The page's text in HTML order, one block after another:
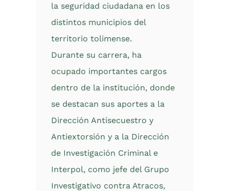
la seguridad ciudadana en los
distintos municipios del
territorio tolimense.
Durante su carrera, ha
ocupado importantes cargos
dentro de la institución, donde
se destacan sus aportes a la
Dirección Antisecuestro y
Antiextorsión y a la Dirección
de Investigación Criminal e
Interpol, como jefe del Grupo
Investigativo contra Atracos,